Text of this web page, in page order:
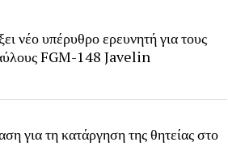
νέο υπέρυθρο ερευνητή για τους
FGM-148 Javelin
για τη κατάργηση της θητείας στο